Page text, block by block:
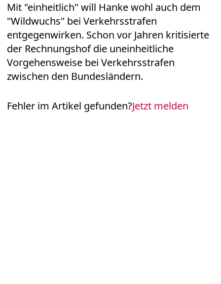
Mit "einheitlich" will Hanke wohl auch dem
"Wildwuchs" bei Verkehrsstrafen
entgegenwirken. Schon vor Jahren kritisierte
der Rechnungshof die uneinheitliche
Vorgehensweise bei Verkehrsstrafen
zwischen den Bundesländern.
Fehler im Artikel gefunden?Jetzt melden